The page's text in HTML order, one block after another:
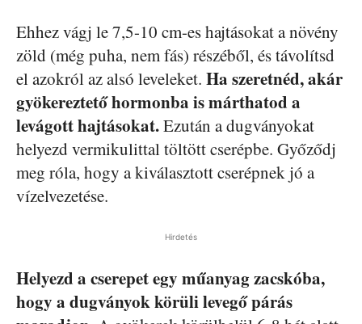
Ehhez vágj le 7,5-10 cm-es hajtásokat a növény
zöld (még puha, nem fás) részéből, és távolítsd
el azokról az alsó leveleket. Ha szeretnéd, akár
gyökereztető hormonba is márthatod a
levágott hajtásokat.Ezután a dugványokat
helyezd vermikulittal töltött cserépbe. Győződj
meg róla, hogy a kiválasztott cserépnek jó a
vízelvezetése.
Hirdetés
Helyezd a cserepet egy műanyag zacskóba,
hogy a dugványok körüli levegő párás